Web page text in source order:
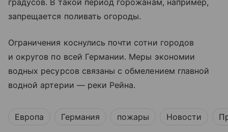
градусов. В такой период горожанам, например,
запрещается поливать огороды.
Ограничения коснулись почти сотни городов
и округов по всей Германии. Меры экономии
водных ресурсов связаны с обмелением главной
водной артерии — реки Рейна.
Европа Германия пожары Новости